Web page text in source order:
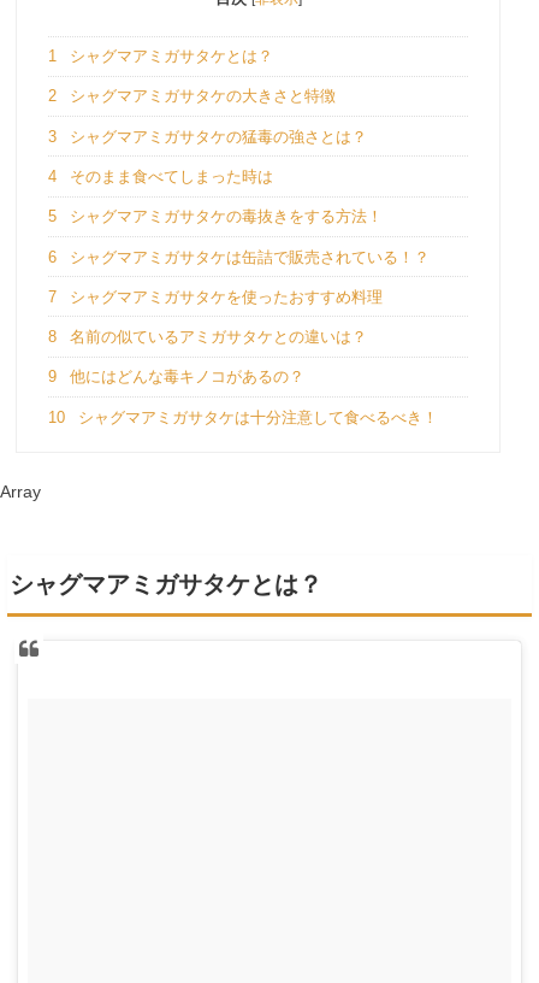
1 シャグマアミガサタケとは？
2 シャグマアミガサタケの大きさと特徴
3 シャグマアミガサタケの猛毒の強さとは？
4 そのまま食べてしまった時は
5 シャグマアミガサタケの毒抜きをする方法！
6 シャグマアミガサタケは缶詰で販売されている！？
7 シャグマアミガサタケを使ったおすすめ料理
8 名前の似ているアミガサタケとの違いは？
9 他にはどんな毒キノコがあるの？
10 シャグマアミガサタケは十分注意して食べるべき！
Array
シャグマアミガサタケとは？